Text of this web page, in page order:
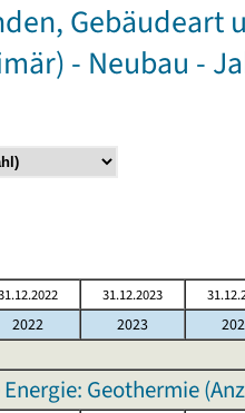
Gebäudeart
- Neubau -
31.12.2023
2022 2023
Geothermie